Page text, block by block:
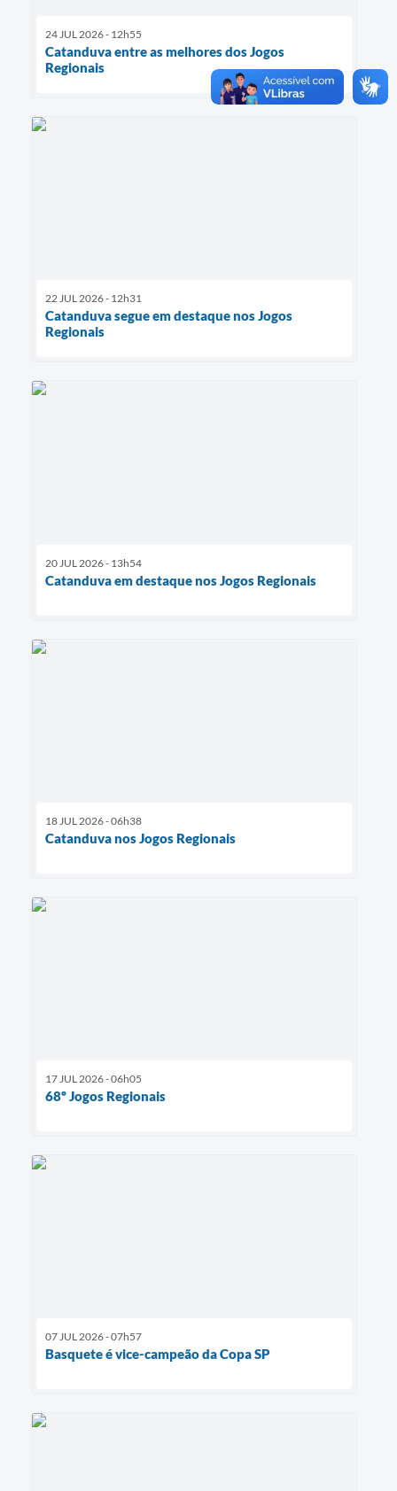
24 JUL 2026 - 12h55
Catanduva entre as melhores dos Jogos
Regionais
22 JUL 2026 - 12h31
Catanduva segue em destaque nos Jogos
Regionais
20 JUL 2026 - 13h54
Catanduva em destaque nos Jogos Regionais
18 JUL 2026 - 06h38
Catanduva nos Jogos Regionais
17 JUL 2026 - 06h05
68º Jogos Regionais
07 JUL 2026 - 07h57
Basquete é vice-campeão da Copa SP